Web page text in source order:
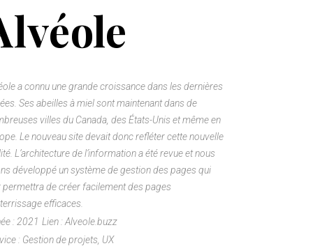
a connu une grande croissance dans les dernières
Ses abeilles à miel sont maintenant dans de
villes du Canada, des États-Unis et même en
Le nouveau site devait donc refléter cette nouvelle
L’architecture de l’information a été revue et nous
développé un système de gestion des pages qui
permettra de créer facilement des pages
efficaces.
: 2021 Lien :Alveole.buzz
: Gestion de projets, UX